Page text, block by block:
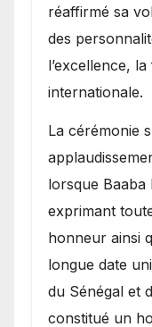
réaffirmé sa
des
l’excellence,
internationale.
​La cérémonie
lorsque Baaba
exprimant
honneur ainsi
longue date
du Sénégal et
constitué un